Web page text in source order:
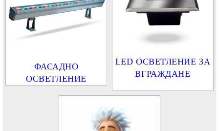
ФАСАДНО
ОСВЕТЛЕНИЕ
LED ОСВЕТЛЕНИЕ ЗА
ВГРАЖДАНЕ